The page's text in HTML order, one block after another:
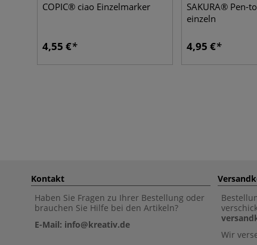
COPIC® ciao Einzelmarker
4,55 €
SAKURA® Pen-
einzeln
4,95 €
Kontakt
Haben Sie Fragen zu Ihrer Bestellung oder
brauchen Sie Hilfe bei den Artikeln?
E-Mail: info@kreativ.de
Wir